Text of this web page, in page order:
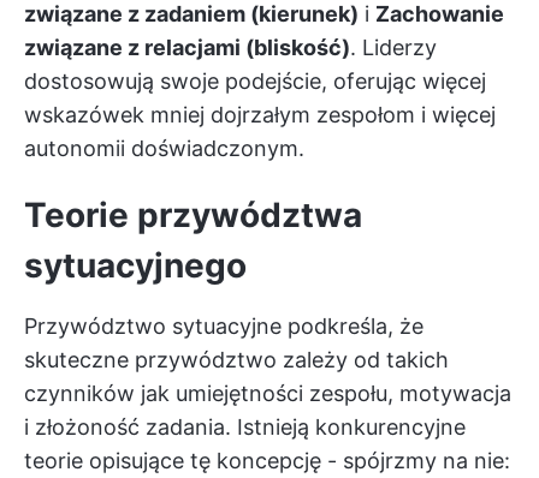
związane z zadaniem (kierunek) i Zachowanie
związane z relacjami (bliskość). Liderzy
dostosowują swoje podejście, oferując więcej
wskazówek mniej dojrzałym zespołom i więcej
autonomii doświadczonym.
Teorie przywództwa
sytuacyjnego
Przywództwo sytuacyjne podkreśla, że
skuteczne przywództwo zależy od takich
czynników jak umiejętności zespołu, motywacja
i złożoność zadania. Istnieją konkurencyjne
teorie opisujące tę koncepcję - spójrzmy na nie: